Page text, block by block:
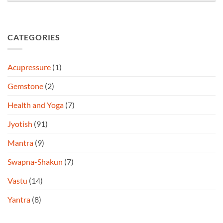
CATEGORIES
Acupressure (1)
Gemstone (2)
Health and Yoga (7)
Jyotish (91)
Mantra (9)
Swapna-Shakun (7)
Vastu (14)
Yantra (8)